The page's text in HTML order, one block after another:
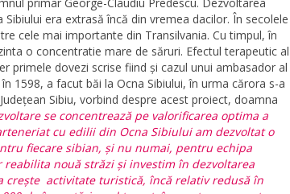
era extrasă încă din vremea dacilor. În secolele
cele mai importante din Transilvania. Cu timpul, în
o concentratie mare de săruri. Efectul terapeutic al
primele dovezi scrise fiind și cazul unui ambasador al
1598, a facut băi la Ocna Sibiului, în urma cărora s-a
Sibiu, vorbind despre acest proiect, doamna
se concentrează pe valorificarea optima a
cu edilii din Ocna Sibiului am dezvoltat o
fiecare sibian, și nu numai, pentru echipa
reabilita nouă străzi și investim în dezvoltarea
activitate turistică, încă relativ redusă în